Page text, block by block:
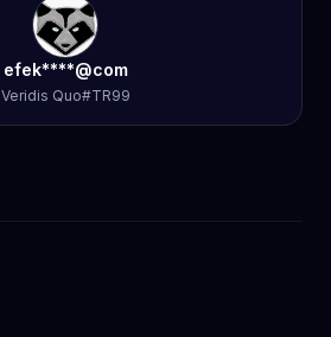
efek****@com
Veridis Quo#TR99